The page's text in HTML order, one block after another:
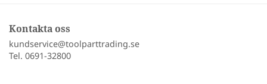
Kontakta oss
kundservice@toolparttrading.se
Tel. 0691-32800